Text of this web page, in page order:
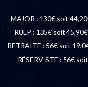
MAJOR : 130€ soit
RULP : 135€ soit
RETRAITÉ : 56€ soit
RÉSERVISTE : 56€